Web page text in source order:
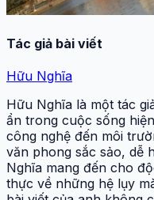
Tác giả bài viết
Hữu Nghĩa
Hữu Nghĩa là một tác
ẩn trong cuộc sống
công nghệ đến môi
văn phong sắc sảo, dễ
Nghĩa mang đến cho
thực về những hệ lụy